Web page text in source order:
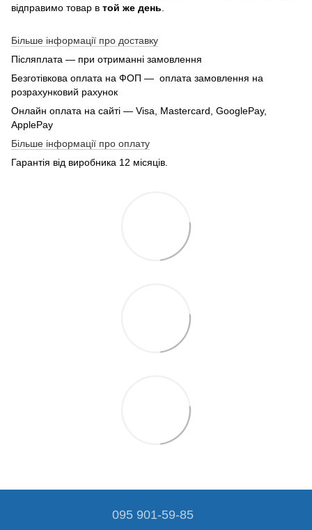
відправимо товар в той же день
Більше інформації про доставку
Післяплата — при отриманні замовлення
Безготівкова оплата на ФОП — оплата замовлення на
розрахунковий рахунок
Онлайн оплата на сайті — Visa, Mastercard, GooglePay,
ApplePay
Більше інформації про оплату
Гарантія від виробника 12 місяців.
095 901-59-85